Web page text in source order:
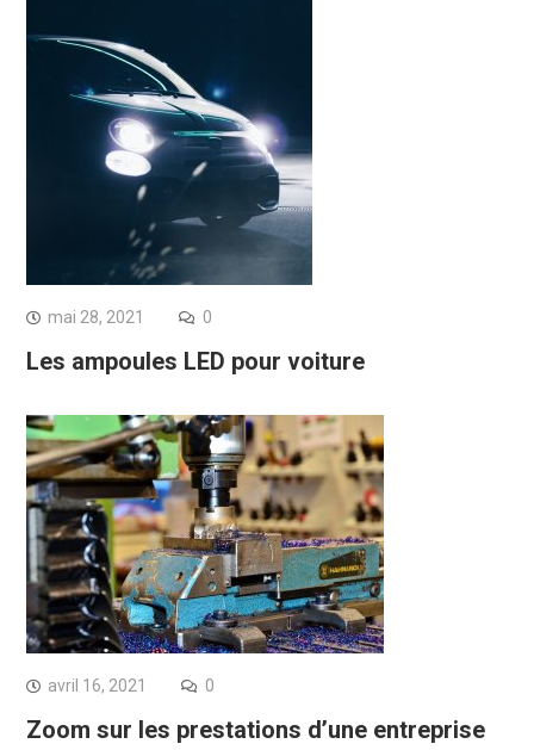
mai 28, 2021 0
Les ampoules LED pour voiture
avril 16, 2021 0
Zoom sur les prestations d’une entreprise